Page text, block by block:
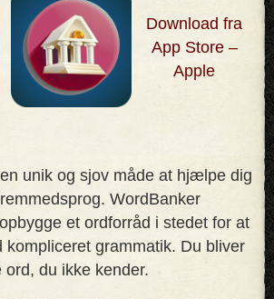
Download fra
App Store –
Apple
unik og sjov måde at hjælpe dig
WordBanker
et ordforråd i stedet for at
kompliceret grammatik. Du bliver
ord, du ikke kender.